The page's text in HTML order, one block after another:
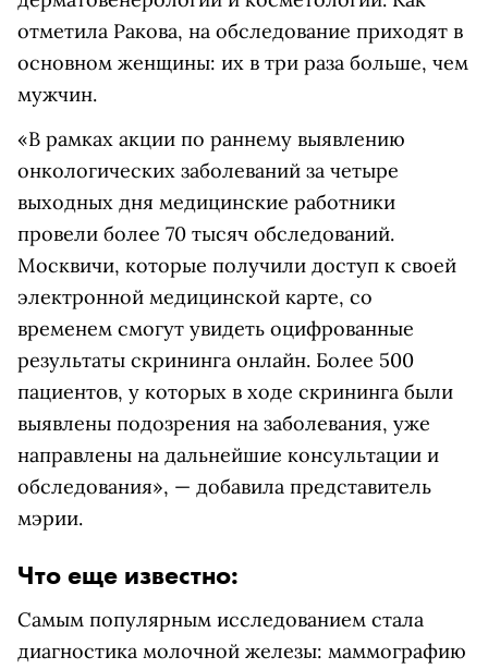
отметила Ракова, на обследование приходят в
основном женщины: их в три раза больше, чем
мужчин.
«В рамках акции по раннему выявлению
онкологических заболеваний за четыре
выходных дня медицинские работники
провели более 70 тысяч обследований.
Москвичи, которые получили доступ к своей
электронной медицинской карте, со
временем смогут увидеть оцифрованные
результаты скрининга онлайн. Более 500
пациентов, у которых в ходе скрининга были
выявлены подозрения на заболевания, уже
направлены на дальнейшие консультации и
обследования», — добавила представитель
мэрии.
Что еще известно:
Самым популярным исследованием стала
диагностика молочной железы: маммографию